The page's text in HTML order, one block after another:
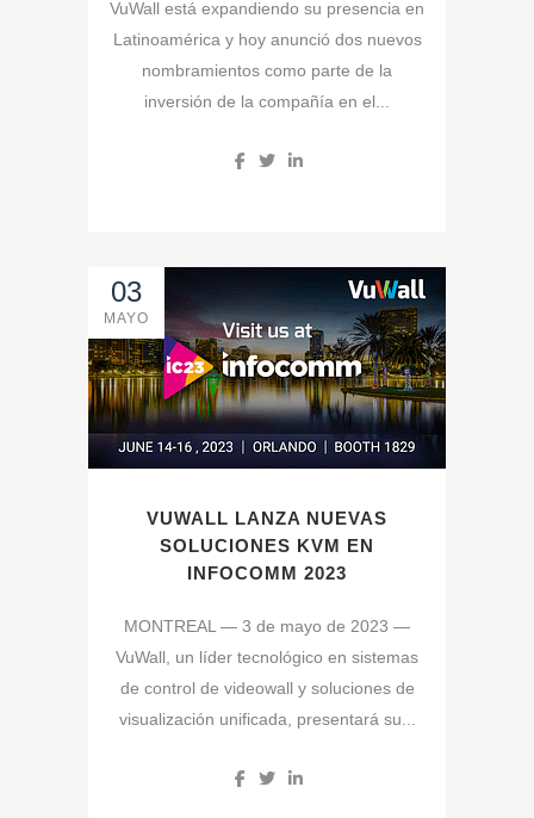
VuWall está expandiendo su presencia en
Latinoamérica y hoy anunció dos nuevos
nombramientos como parte de la
inversión de la compañía en el...
03
MAYO
VUWALL LANZA NUEVAS
SOLUCIONES KVM EN
INFOCOMM 2023
MONTREAL — 3 de mayo de 2023 —
VuWall, un líder tecnológico en sistemas
de control de videowall y soluciones de
visualización unificada, presentará su...